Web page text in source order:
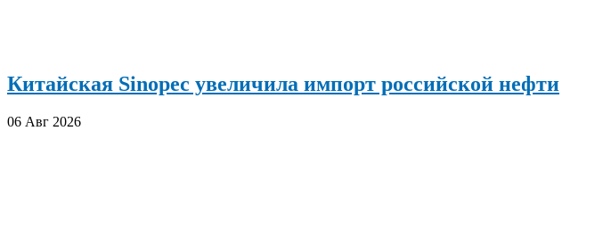
Китайская Sinopec увеличила импорт российской нефти
06 Авг 2026